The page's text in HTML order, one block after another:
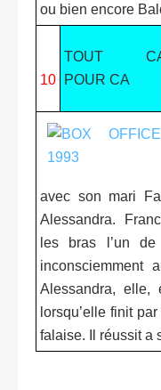
ou bien encore
10
TOUT
POUR CA
avec son mari
Alessandra.
les bras l’un
Alessandra, elle,
lorsqu’elle finit
falaise. Il réussit a